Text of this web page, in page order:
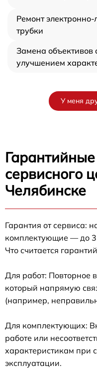
Ремонт электронно-
трубки
Замена объективов
улучшением
У меня
сервисного
Челябинске
Гарантия от сервиса:
комплектующие — до 3
Что считается
Для работ: Повторное
который напрямую
(например,
Для комплектующих:
работе или
характеристикам при
эксплуатации.